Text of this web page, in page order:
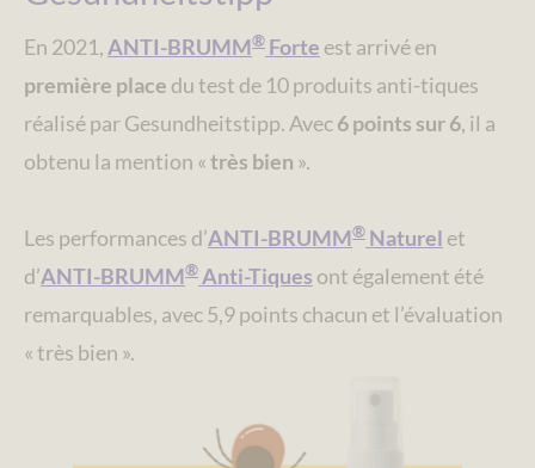
En 2021,ANTI-BRUMM® Forte est arrivé en
première place du test de 10 produits anti-tiques
réalisé par Gesundheitstipp. Avec6 points sur 6, il a
obtenu la mention «très bien ».
Les performances d’ANTI-BRUMM® Naturel et
d’ANTI-BRUMM®Anti-Tiques ont également été
remarquables, avec 5,9 points chacun et l’évaluation
« très bien ».